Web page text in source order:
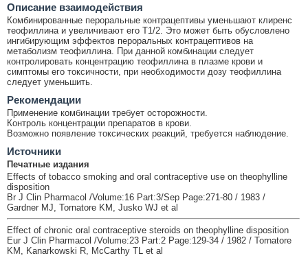
Описание взаимодействия
Комбинированные пероральные контрацептивы уменьшают клиренс
теофиллина и увеличивают его T1/2. Это может быть обусловлено
ингибирующим эффектов пероральных контрацептивов на
метаболизм теофиллина. При данной комбинации следует
контролировать концентрацию теофиллина в плазме крови и
симптомы его токсичности, при необходимости дозу теофиллина
следует уменьшить.
Рекомендации
Применение комбинации требует осторожности.
Контроль концентрации препаратов в крови.
Возможно появление токсических реакций, требуется наблюдение.
Источники
Печатные издания
Effects of tobacco smoking and oral contraceptive use on theophylline
disposition
Br J Clin Pharmacol /Volume:16 Part:3/Sep Page:271-80 / 1983 /
Gardner MJ, Tornatore KM, Jusko WJ et al
Effect of chronic oral contraceptive steroids on theophylline disposition
Eur J Clin Pharmacol /Volume:23 Part:2 Page:129-34 / 1982 / Tornatore
KM, Kanarkowski R, McCarthy TL et al